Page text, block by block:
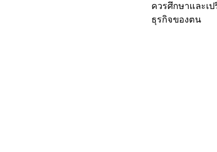
ควรศึกษาและเ
ธุรกิจของตน